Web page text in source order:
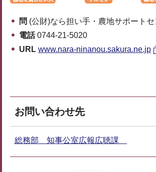
問 (公財)なら担い手・農地サポート
電話0744-21-5020
URL www.nara-ninanou.sakura.ne.jp
お問い合わせ先
総務部 知事公室広報広聴課